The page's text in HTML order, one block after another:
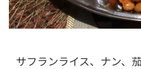
サフランライス、ナン、